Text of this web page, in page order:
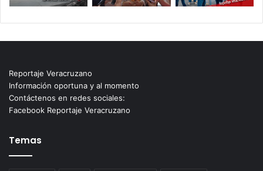
Reportaje Veracruzano
Información oportuna y al momento
Contáctenos en redes sociales:
Facebook Reportaje Veracruzano
Temas